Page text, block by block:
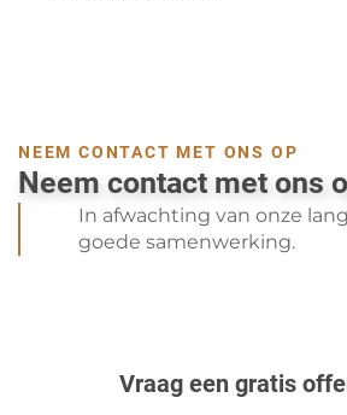
NEEM CONTACT MET ONS OP
Neem contact met ons
In afwachting van onze
goede samenwerking.
Vraag een gratis